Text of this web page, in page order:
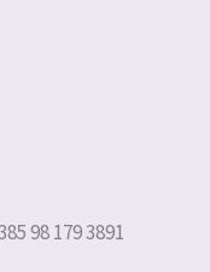
98 179 3891